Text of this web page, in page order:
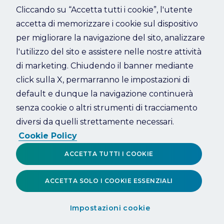
Refresh
Cliccando su “Accetta tutti i cookie”, l'utente
accetta di memorizzare i cookie sul dispositivo
per migliorare la navigazione del sito, analizzare
l'utilizzo del sito e assistere nelle nostre attività
di marketing. Chiudendo il banner mediante
click sulla X, permarranno le impostazioni di
default e dunque la navigazione continuerà
senza cookie o altri strumenti di tracciamento
diversi da quelli strettamente necessari.
Cookie Policy
Impostazioni cookie
ACCETTA SOLO I COOKIE ESSENZIALI
ACCETTA TUTTI I COOKIE